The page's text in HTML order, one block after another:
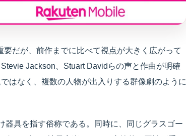
要だが、前作までに比べて視点が大きく広がって
Jackson、Stuart Davidらの声と作曲が明確
はなく、複数の人物が出入りする群像劇のように
器具を指す俗称である。同時に、同じグラスゴー